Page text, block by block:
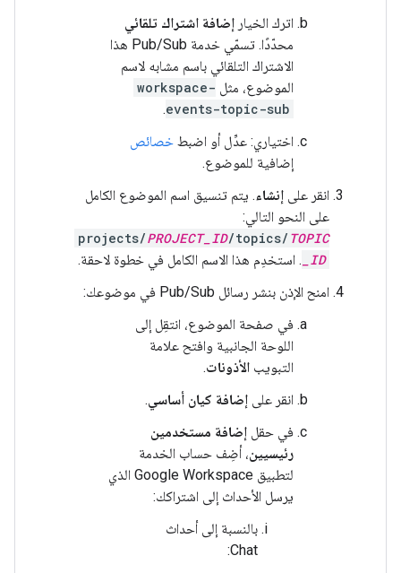
اترك الخيار إضافة اشتراك تلقائي
محدّدًا. تسمّي خدمة Pub/Sub هذا
الاشتراك التلقائي باسم مشابه لاسم
الموضوع، مثل workspace-
events-topic-sub
.
اختياري: عدِّل أو اضبط خصائص
إضافية للموضوع.
انقر على إنشاء. يتم تنسيق اسم الموضوع الكامل
على النحو التالي:
projects/PROJECT_ID/topics/ TOPIC
_ID . استخدِم هذا الاسم الكامل في خطوة لاحقة.
امنح الإذن بنشر رسائل Pub/Sub في موضوعك:
في صفحة الموضوع، انتقِل إلى
اللوحة الجانبية وافتح علامة
التبويب الأذونات.
انقر على إضافة كيان أساسي.
في حقل إضافة مستخدمين
رئيسيين، أضِف حساب الخدمة
لتطبيق Google Workspace الذي
يرسل الأحداث إلى اشتراكك:
بالنسبة إلى أحداث
Chat: